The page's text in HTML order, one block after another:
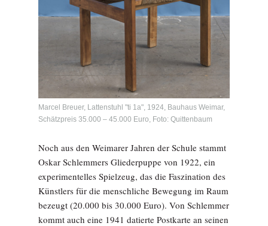
Marcel Breuer, Lattenstuhl "ti 1a", 1924, Bauhaus Weimar,
Schätzpreis 35.000 – 45.000 Euro, Foto: Quittenbaum
Noch aus den Weimarer Jahren der Schule stammt
Oskar Schlemmers Gliederpuppe von 1922, ein
experimentelles Spielzeug, das die Faszination des
Künstlers für die menschliche Bewegung im Raum
bezeugt (20.000 bis 30.000 Euro). Von Schlemmer
kommt auch eine 1941 datierte Postkarte an seinen